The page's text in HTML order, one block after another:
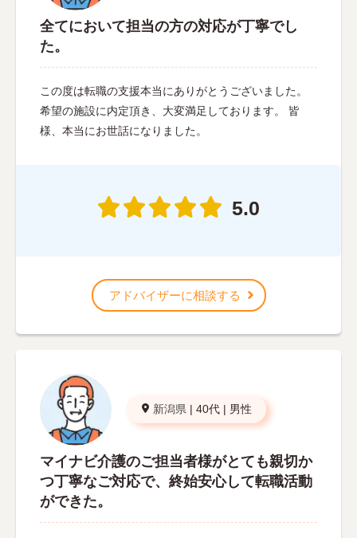
全てにおいて担当の方の対応が丁寧でし
た。
この度は転職の支援本当にありがとうございました。
希望の施設に内定頂き、大変満足しております。 皆
様、本当にお世話になりました。
5.0
アドバイザーに相談する
新潟県 | 40代 | 男性
マイナビ介護のご担当者様がとても親切か
つ丁寧なご対応で、終始安心して転職活動
ができた。